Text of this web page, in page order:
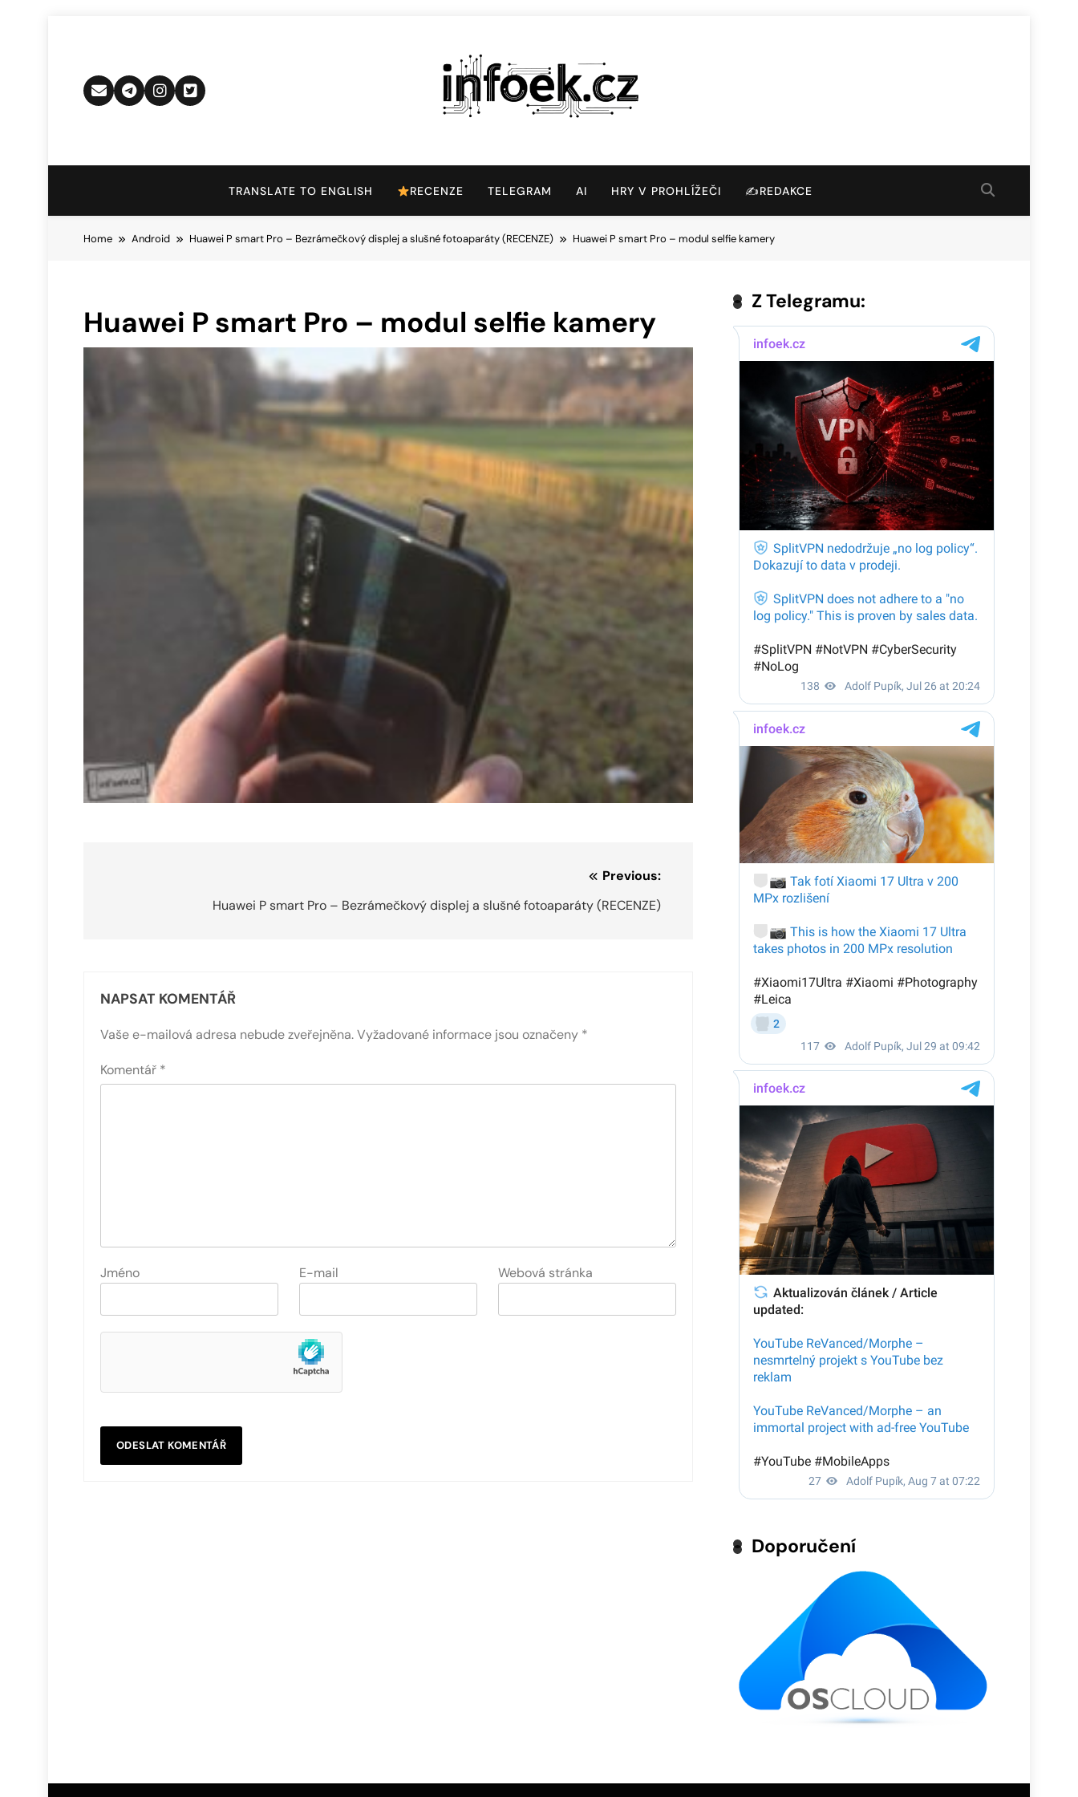
Infoek.cz
TRANSLATE TO ENGLISH RECENZE TELEGRAM AI HRY V PROHLÍŽEČI ✍️REDAKCE
Home Android Huawei P smart Pro – Bezrámečkový displej a slušné fotoaparáty (RECENZE) Huawei P smart Pro – modul selfie kamery
Huawei P smart Pro – modul selfie kamery
Previous:
Huawei P smart Pro – Bezrámečkový displej a slušné fotoaparáty (RECENZE)
NAPSAT KOMENTÁŘ
Vaše e-mailová adresa nebude zveřejněna.Vyžadované informace jsou označeny *
Komentář *
Jméno E-mail Webová stránka
Z Telegramu:
Doporučení